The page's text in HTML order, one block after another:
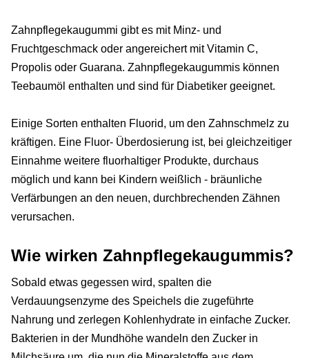
Zahnpflegekaugummi gibt es mit Minz- und
Fruchtgeschmack oder angereichert mit Vitamin C,
Propolis oder Guarana. Zahnpflegekaugummis können
Teebaumöl enthalten und sind für Diabetiker geeignet.
Einige Sorten enthalten Fluorid, um den Zahnschmelz zu
kräftigen. Eine Fluor- Überdosierung ist, bei gleichzeitiger
Einnahme weitere fluorhaltiger Produkte, durchaus
möglich und kann bei Kindern weißlich - bräunliche
Verfärbungen an den neuen, durchbrechenden Zähnen
verursachen.
Wie wirken Zahnpflegekaugummis?
Sobald etwas gegessen wird, spalten die
Verdauungsenzyme des Speichels die zugeführte
Nahrung und zerlegen Kohlenhydrate in einfache Zucker.
Bakterien in der Mundhöhe wandeln den Zucker in